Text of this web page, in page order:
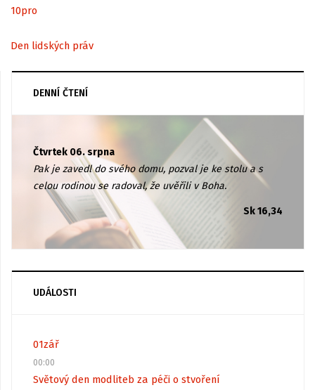
10pro
Den lidských práv
DENNÍ ČTENÍ
Čtvrtek 06. srpna
Pak je zavedl do svého domu, pozval je ke stolu a s
celou rodinou se radoval, že uvěřili v Boha.
Sk 16,34
UDÁLOSTI
01zář
00:00
Světový den modliteb za péči o stvoření